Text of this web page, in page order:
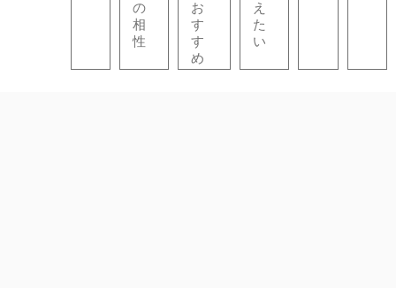
の
相
性
お
す
す
め
え
た
い